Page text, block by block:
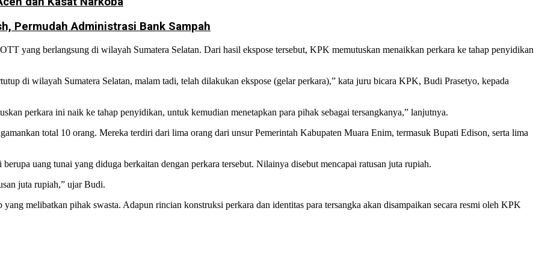
Permudah Administrasi Bank Sampah
yang berlangsung di wilayah Sumatera Selatan. Dari hasil ekspose tersebut, KPK memutuskan menaikkan perkara ke tahap penyidikan
di wilayah Sumatera Selatan, malam tadi, telah dilakukan ekspose (gelar perkara),” kata juru bicara KPK, Budi Prasetyo, kepada
perkara ini naik ke tahap penyidikan, untuk kemudian menetapkan para pihak sebagai tersangkanya,” lanjutnya.
total 10 orang. Mereka terdiri dari lima orang dari unsur Pemerintah Kabupaten Muara Enim, termasuk Bupati Edison, serta lima
uang tunai yang diduga berkaitan dengan perkara tersebut. Nilainya disebut mencapai ratusan juta rupiah.
juta rupiah,” ujar Budi.
melibatkan pihak swasta. Adapun rincian konstruksi perkara dan identitas para tersangka akan disampaikan secara resmi oleh KPK